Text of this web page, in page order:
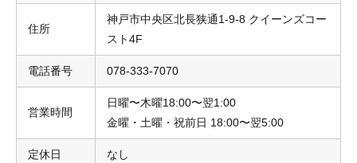
住所
神戸市中央区北長狭通1-9-8 クイーンズコー
スト4F
電話番号 078-333-7070
営業時間
日曜〜木曜18:00〜翌1:00
金曜・土曜・祝前日 18:00〜翌5:00
定休日 なし